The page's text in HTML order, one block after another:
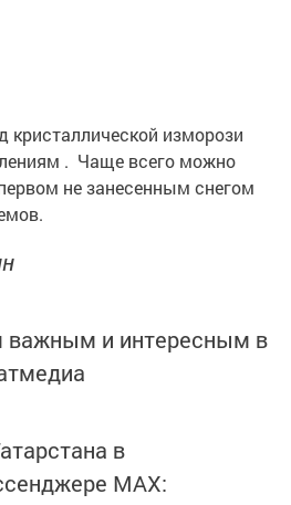
кристаллической изморози
. Чаще всего можно
не занесенным снегом
важным и интересным в
в
MАХ: